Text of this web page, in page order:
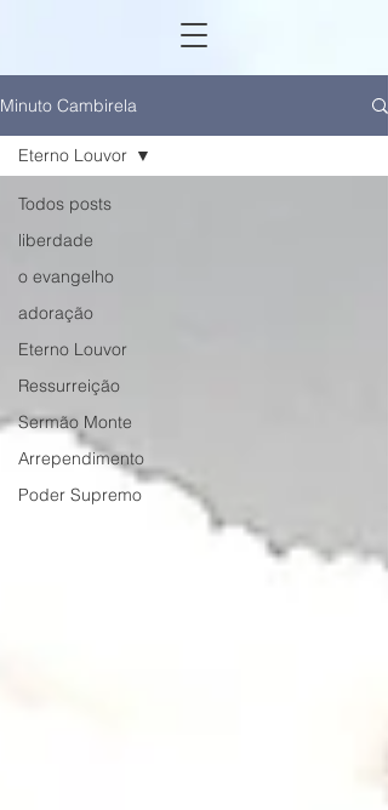
Minuto Cambirela
Todos posts
liberdade
o evangelho
adoração
Eterno Louvor
Ressurreição
Sermão Monte
Arrependimento
Poder Supremo
Eterno Louvor